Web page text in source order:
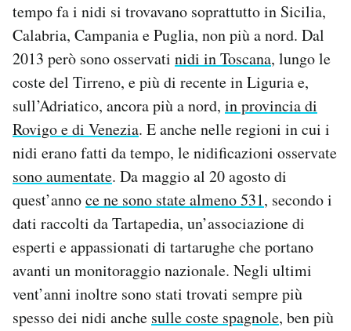
tempo fa i nidi si trovavano soprattutto in Sicilia,
Calabria, Campania e Puglia, non più a nord. Dal
2013 però sono osservati nidi in Toscana, lungo le
coste del Tirreno, e più di recente in Liguria e,
sull’Adriatico, ancora più a nord, in provincia di
Rovigo e di Venezia. E anche nelle regioni in cui i
nidi erano fatti da tempo, le nidificazioni osservate
sono aumentate. Da maggio al 20 agosto di
quest’annoce ne sono state almeno 531, secondo i
dati raccolti da Tartapedia, un’associazione di
esperti e appassionati di tartarughe che portano
avanti un monitoraggio nazionale. Negli ultimi
vent’anni inoltre sono stati trovati sempre più
spesso dei nidi anche sulle coste spagnole, ben più